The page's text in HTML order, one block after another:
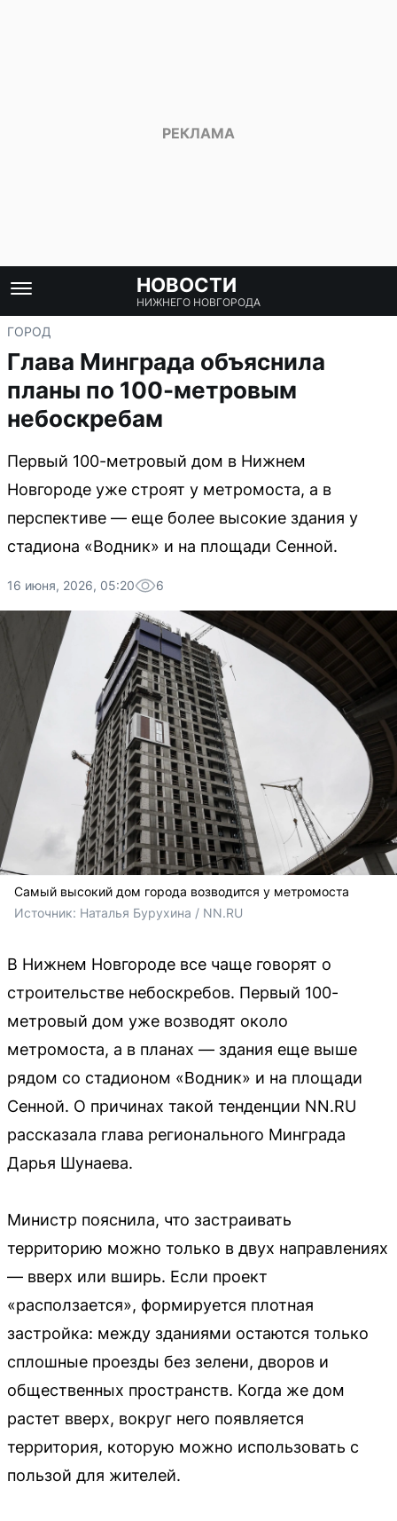
НОВОСТИ
НИЖНЕГО НОВГОРОДА
ГОРОД
Глава Минграда объяснила
планы по 100-метровым
небоскребам
Первый 100-метровый дом в Нижнем
Новгороде уже строят у метромоста, а в
перспективе — еще более высокие здания у
стадиона «Водник» и на площади Сенной.
16 июня, 2026, 05:20 6
Самый высокий дом города возводится у метромоста
Источник: Наталья Бурухина / NN.RU
В Нижнем Новгороде все чаще говорят о
строительстве небоскребов. Первый 100-
метровый дом уже возводят около
метромоста, а в планах — здания еще выше
рядом со стадионом «Водник» и на площади
Сенной. О причинах такой тенденции NN.RU
рассказала глава регионального Минграда
Дарья Шунаева.
Министр пояснила, что застраивать
территорию можно только в двух направлениях
— вверх или вширь. Если проект
«расползается», формируется плотная
застройка: между зданиями остаются только
сплошные проезды без зелени, дворов и
общественных пространств. Когда же дом
растет вверх, вокруг него появляется
территория, которую можно использовать с
пользой для жителей.